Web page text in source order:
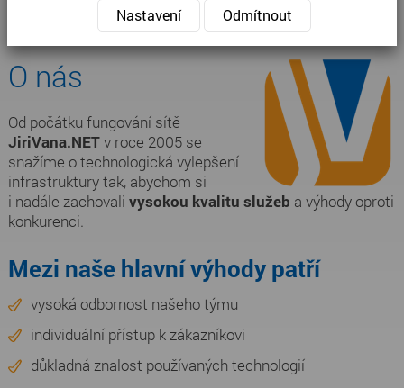
» O nás
O nás
Od počátku fungování sítě
JiriVana.NETv roce 2005 se
snažíme o technologická vylepšení
infrastruktury tak, abychom si
i nadále zachovali vysokou kvalitu služeb a výhody oproti
konkurenci.
Mezi naše hlavní výhody patří
vysoká odbornost našeho týmu
individuální přístup k zákazníkovi
důkladná znalost používaných technologií
Nastavení
Odmítnout